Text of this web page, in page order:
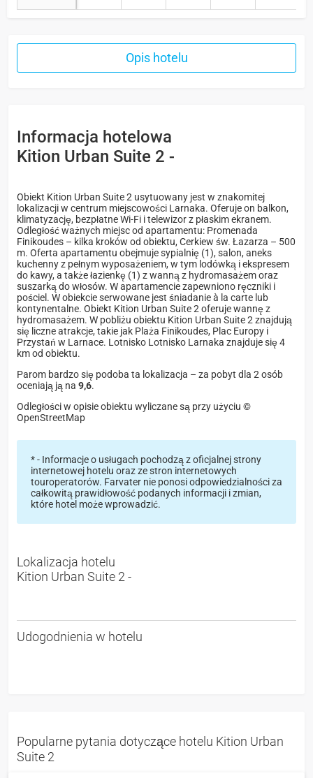
Opis hotelu
Informacja hotelowa
Kition Urban Suite 2 -
Obiekt Kition Urban Suite 2 usytuowany jest w znakomitej
lokalizacji w centrum miejscowości Larnaka. Oferuje on balkon,
klimatyzację, bezpłatne Wi-Fi i telewizor z płaskim ekranem.
Odległość ważnych miejsc od apartamentu: Promenada
Finikoudes – kilka kroków od obiektu, Cerkiew św. Łazarza – 500
m. Oferta apartamentu obejmuje sypialnię (1), salon, aneks
kuchenny z pełnym wyposażeniem, w tym lodówką i ekspresem
do kawy, a także łazienkę (1) z wanną z hydromasażem oraz
suszarką do włosów. W apartamencie zapewniono ręczniki i
pościel. W obiekcie serwowane jest śniadanie à la carte lub
kontynentalne. Obiekt Kition Urban Suite 2 oferuje wannę z
hydromasażem. W pobliżu obiektu Kition Urban Suite 2 znajdują
się liczne atrakcje, takie jak Plaża Finikoudes, Plac Europy i
Przystań w Larnace. Lotnisko Lotnisko Larnaka znajduje się 4
km od obiektu.
Parom bardzo się podoba ta lokalizacja – za pobyt dla 2 osób
oceniają ją na 9,6.
Odległości w opisie obiektu wyliczane są przy użyciu ©
OpenStreetMap
* - Informacje o usługach pochodzą z oficjalnej strony
internetowej hotelu oraz ze stron internetowych
touroperatorów. Farvater nie ponosi odpowiedzialności za
całkowitą prawidłowość podanych informacji i zmian,
które hotel może wprowadzić.
Lokalizacja hotelu
Kition Urban Suite 2 -
Udogodnienia w hotelu
Popularne pytania dotyczące hotelu Kition Urban
Suite 2